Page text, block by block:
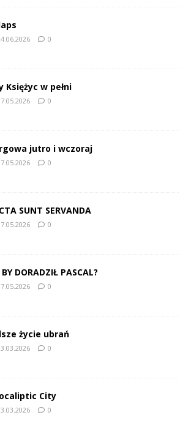
0
Księżyc w pełni
0
jutro i wczoraj
0
SUNT SERVANDA
0
BY DORADZIŁ PASCAL?
0
życie ubrań
0
City
0